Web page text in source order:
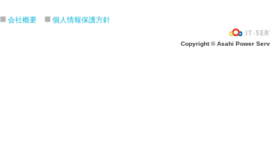
会社概要 個人情報保護方針
Copyright © Asahi Power